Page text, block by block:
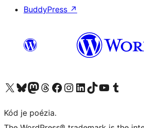
BuddyPress ↗
Navštívte náš účet na X (predtým Twitter)
Navštívte náš účet na platforme Bluesky
Navštívte náš účet na Mastodone
Navštívte náš účet na platforme Threads
Navštívte našu stránku na Facebooku
Navštívte náš účet Instagram
Navštívte náš účet LinkedIn
Navštívte náš účet na platforme TikTok
Navštívte náš kanál YouTube
Navštívte náš účet na platforme Tumblr
Kód je poézia.